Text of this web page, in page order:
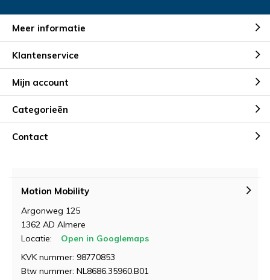
Meer informatie
Klantenservice
Mijn account
Categorieën
Contact
Motion Mobility
Argonweg 125
1362 AD Almere
Locatie:
Open in Googlemaps
KVK nummer: 98770853
Btw nummer: NL8686.35960.B01